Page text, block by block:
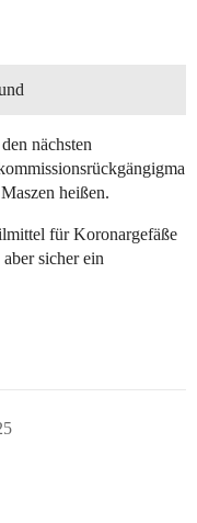
nächsten
heißen.
für Koronargefäße
sicher ein